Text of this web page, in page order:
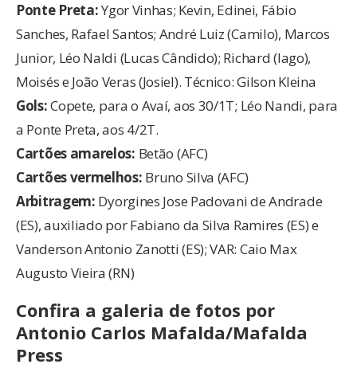
Ponte Preta:Ygor Vinhas; Kevin, Edinei, Fábio
Sanches, Rafael Santos; André Luiz (Camilo), Marcos
Junior, Léo Naldi (Lucas Cândido); Richard (Iago),
Moisés e João Veras (Josiel). Técnico: Gilson Kleina
Gols:Copete, para o Avaí, aos 30/1T; Léo Nandi, para
a Ponte Preta, aos 4/2T.
Cartões amarelos: Betão (AFC)
Cartões vermelhos: Bruno Silva (AFC)
Arbitragem: Dyorgines Jose Padovani de Andrade
(ES), auxiliado por Fabiano da Silva Ramires (ES) e
Vanderson Antonio Zanotti (ES); VAR: Caio Max
Augusto Vieira (RN)
Confira a galeria de fotos por
Antonio Carlos Mafalda/Mafalda
Press